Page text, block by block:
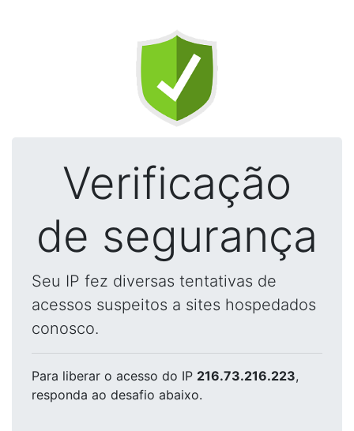
Verificação
de segurança
Seu IP fez diversas tentativas de
acessos suspeitos a sites hospedados
conosco.
Para liberar o acesso do IP 216.73.216.223,
responda ao desafio abaixo.